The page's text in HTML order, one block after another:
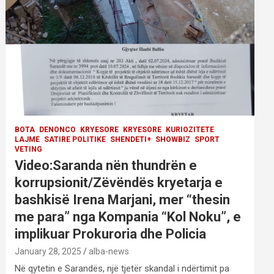
BOTA DENONCO KRYESORE KRYESORE
KURIOZITETE
LAJME SATIRE POLITIKE SHENDETI+ SHOWBIZ
SPORT
VETING
Video:Saranda nën thundrën e
korrupsionit/Zëvëndës kryetarja e
bashkisë Irena Marjani, mer “thesin
me para” nga Kompania “Kol Noku”, e
implikuar Prokuroria dhe Policia
January 28, 2025 alba-news
Në qytetin e Sarandës, një tjetër skandal i ndërtimit pa